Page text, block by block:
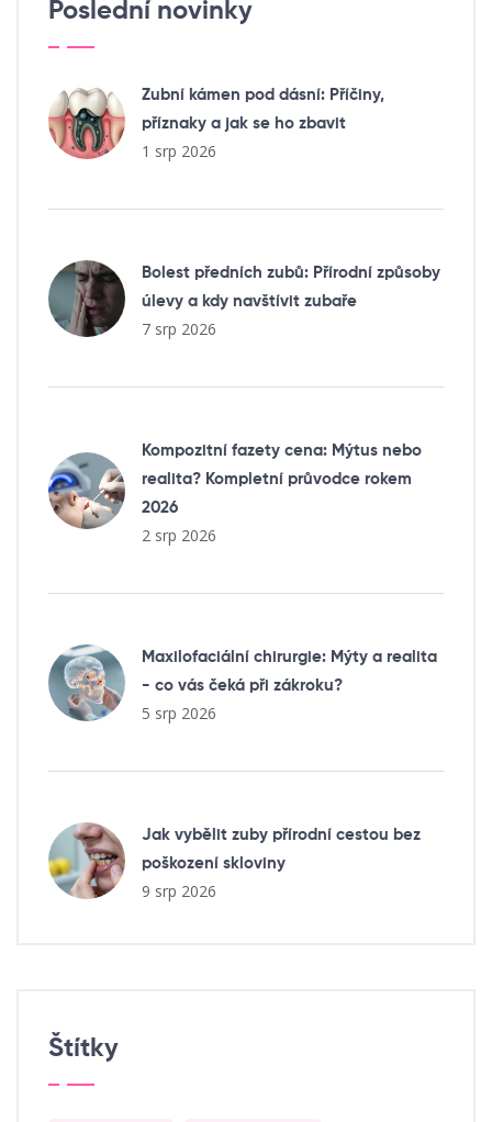
Poslední novinky
Zubní kámen pod dásní: Příčiny,
příznaky a jak se ho zbavit
1 srp 2026
Bolest předních zubů: Přírodní způsoby
úlevy a kdy navštívit zubaře
7 srp 2026
Kompozitní fazety cena: Mýtus nebo
realita? Kompletní průvodce rokem
2026
2 srp 2026
Maxilofaciální chirurgie: Mýty a realita
- co vás čeká při zákroku?
5 srp 2026
Jak vybělit zuby přírodní cestou bez
poškození skloviny
9 srp 2026
Štítky